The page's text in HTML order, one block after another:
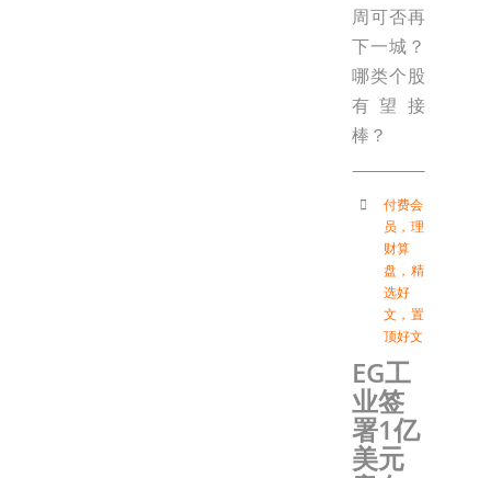
周可否再
下一城？
哪类个股
有望接
棒？
付费会
员 ， 理
财算
盘 ， 精
选好
文 ， 置
顶好文
EG工
业签
署1亿
美元